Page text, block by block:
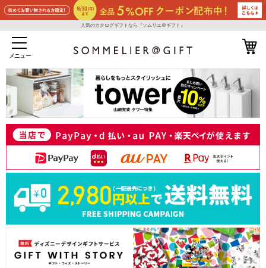
人気のカタログギフトなら『ソムリエ＠ギフト』
メニュー